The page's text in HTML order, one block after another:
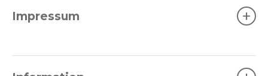
Impressum +